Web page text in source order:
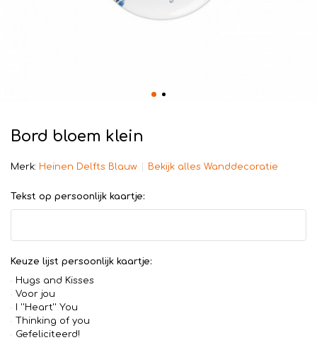
Bord bloem klein
Merk: Heinen Delfts Blauw Bekijk alles Wanddecoratie
Tekst op persoonlijk kaartje:
Keuze lijst persoonlijk kaartje:
Hugs and Kisses
Voor jou
I ''Heart'' You
Thinking of you
Gefeliciteerd!